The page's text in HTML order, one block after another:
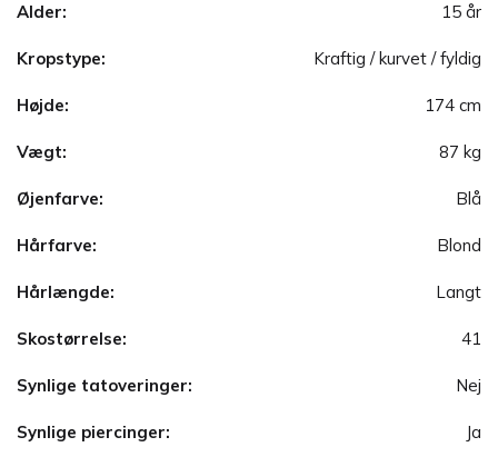
Alder: 15 år
Kropstype: Kraftig / kurvet / fyldig
Højde: 174 cm
Vægt: 87 kg
Øjenfarve: Blå
Hårfarve: Blond
Hårlængde: Langt
Skostørrelse: 41
Synlige tatoveringer: Nej
Synlige piercinger: Ja